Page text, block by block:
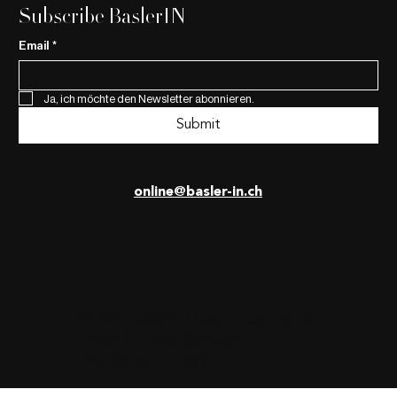
online@basler-in.ch
Subscribe BaslerIN
Email *
Ja, ich möchte den Newsletter abonnieren.
Submit